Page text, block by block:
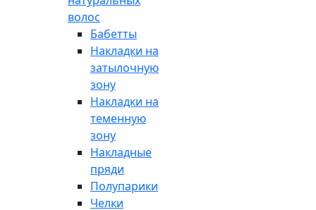
волос
Бабетты
Накладки на
затылочную
зону
Накладки на
теменную
зону
Накладные
пряди
Полупарики
Челки